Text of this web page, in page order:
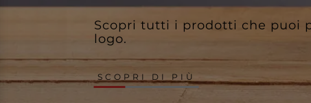
Scopri tutti i prodotti che puoi
logo.
SCOPRI DI PIÙ